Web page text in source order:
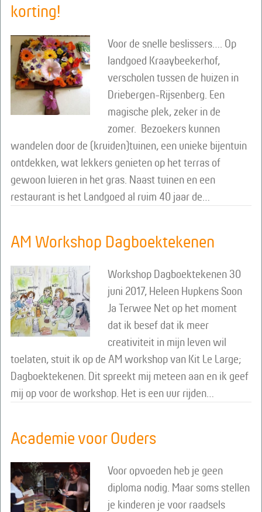
korting!
Voor de snelle beslissers…. Op
landgoed Kraaybeekerhof,
verscholen tussen de huizen in
Driebergen-Rijsenberg. Een
magische plek, zeker in de
zomer. Bezoekers kunnen
wandelen door de (kruiden)tuinen, een unieke bijentuin
ontdekken, wat lekkers genieten op het terras of
gewoon luieren in het gras. Naast tuinen en een
restaurant is het Landgoed al ruim 40 jaar de…
AM Workshop Dagboektekenen
Workshop Dagboektekenen 30
juni 2017, Heleen Hupkens Soon
Ja Terwee Net op het moment
dat ik besef dat ik meer
creativiteit in mijn leven wil
toelaten, stuit ik op de AM workshop van Kit Le Large;
Dagboektekenen. Dit spreekt mij meteen aan en ik geef
mij op voor de workshop. Het is een uur rijden…
Academie voor Ouders
Voor opvoeden heb je geen
diploma nodig. Maar soms stellen
je kinderen je voor raadsels